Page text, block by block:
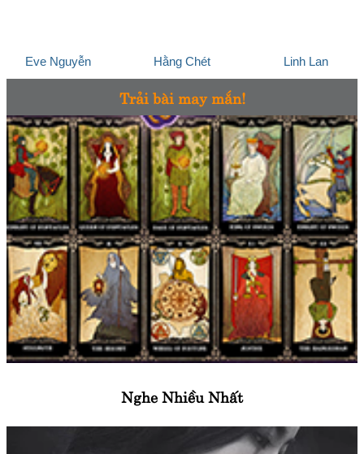
Eve Nguyễn Hằng Chét Linh Lan
Trải bài may mắn!
Nghe Nhiều Nhất